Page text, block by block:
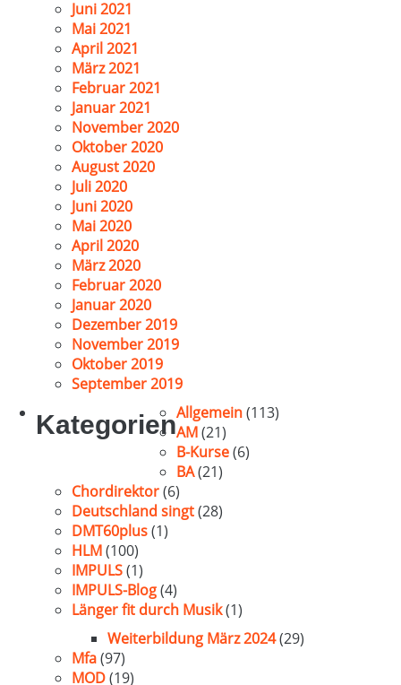
Juni 2021
Mai 2021
April 2021
März 2021
Februar 2021
Januar 2021
November 2020
Oktober 2020
August 2020
Juli 2020
Juni 2020
Mai 2020
April 2020
März 2020
Februar 2020
Januar 2020
Dezember 2019
November 2019
Oktober 2019
September 2019
KategorienAllgemein(113)
AM(21)
B-Kurse(6)
BA(21)
Chordirektor(6)
Deutschland singt(28)
DMT60plus(1)
HLM(100)
IMPULS(1)
IMPULS-Blog(4)
Länger fit durch Musik(1)
Weiterbildung März 2024(29)
Mfa(97)
MOD(19)